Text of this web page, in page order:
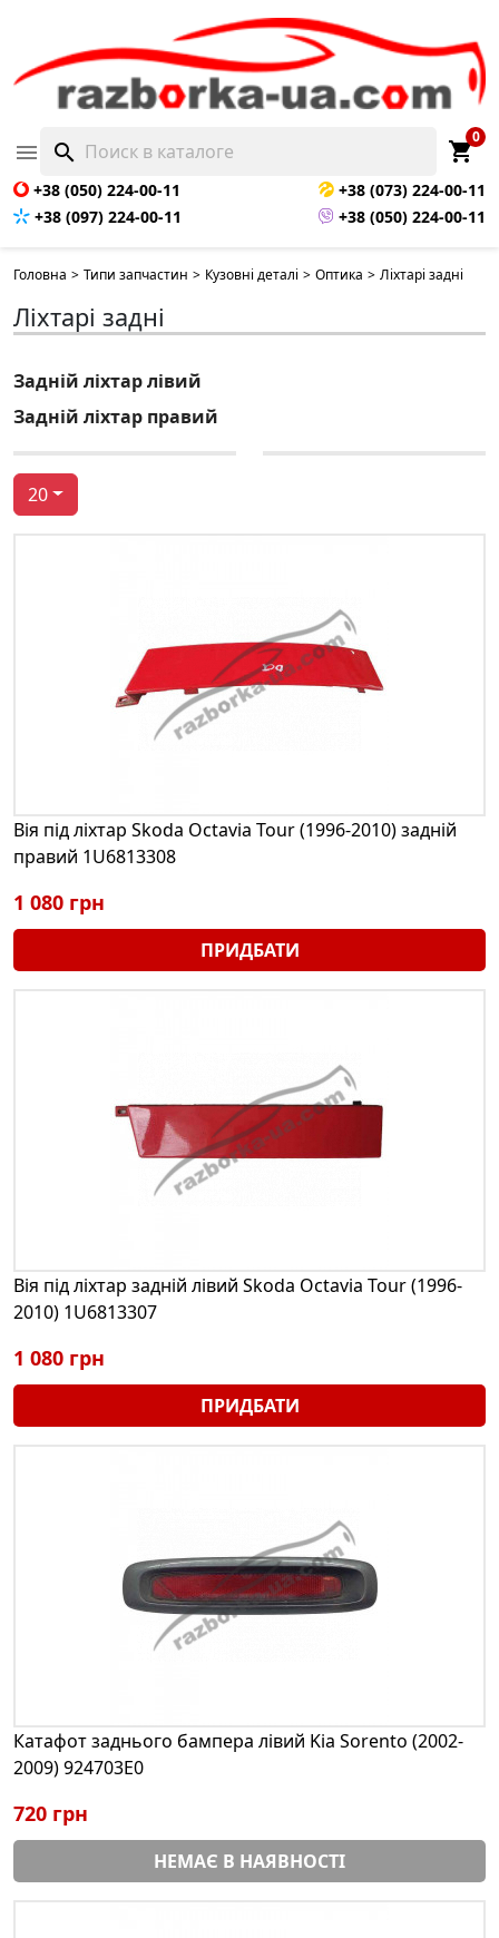
 search shopping_cart
0
+38 (050) 224-00-11
+38 (073) 224-00-11
+38 (097) 224-00-11
+38 (050) 224-00-11
Головна > Типи запчастин > Кузовні деталі > Оптика > Ліхтарі задні
Ліхтарі задні
Задній ліхтар лівий
Задній ліхтар правий
20
Вія під ліхтар Skoda Octavia Tour (1996-2010) задній
правий 1U6813308
1 080 грн
ПРИДБАТИ
Вія під ліхтар задній лівий Skoda Octavia Tour (1996-
2010) 1U6813307
1 080 грн
ПРИДБАТИ
Катафот заднього бампера лівий Kia Sorento (2002-
2009) 924703E0
720 грн
НЕМАЄ В НАЯВНОСТІ